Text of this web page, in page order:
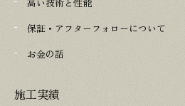
高い技術と性能
保証・アフターフォローについて
お金の話
施工実績